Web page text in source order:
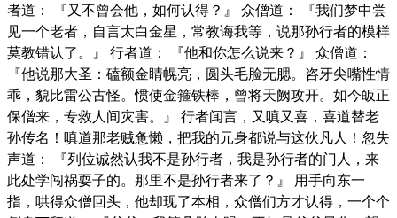
者道： 『又不曾会他，如何认得？』 众僧道： 『我们梦中尝
见一个老者，自言太白金星，常教诲我等，说那孙行者的模样
莫教错认了。』 行者道： 『他和你怎么说来？』 众僧道：
『他说那大圣：磕额金睛幌亮，圆头毛脸无腮。咨牙尖嘴性情
乖，貌比雷公古怪。惯使金箍铁棒，曾将天阙攻开。如今皈正
保僧来，专救人间灾害。』 行者闻言，又嗔又喜，喜道替老
孙传名！嗔道那老贼惫懒，把我的元身都说与这伙凡人！忽失
声道： 『列位诚然认我不是孙行者，我是孙行者的门人，来
此处学闯祸耍子的。那里不是孙行者来了？』 用手向东一
指，哄得众僧回头，他却现了本相，众僧们方才认得，一个个